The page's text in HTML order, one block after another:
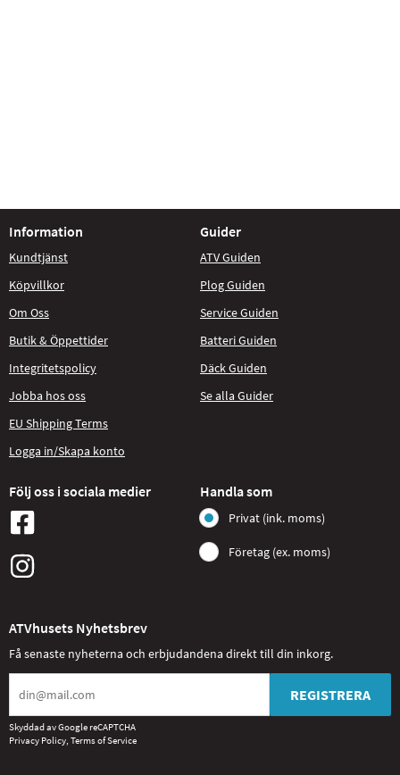
Information
Kundtjänst
Köpvillkor
Om Oss
Butik & Öppettider
Integritetspolicy
Jobba hos oss
EU Shipping Terms
Logga in/Skapa konto
Guider
ATV Guiden
Plog Guiden
Service Guiden
Batteri Guiden
Däck Guiden
Se alla Guider
Följ oss i sociala medier Handla som
Privat (ink. moms)
Företag (ex. moms)
ATVhusets Nyhetsbrev
Få senaste nyheterna och erbjudandena direkt till din inkorg.
REGISTRERA
Skyddad av Google reCAPTCHA
Privacy Policy, Terms of Service